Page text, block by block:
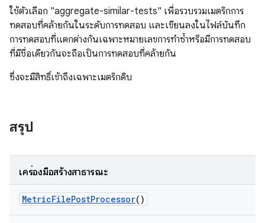
ใช้ตัวเลือก "aggregate-similar-tests" เพื่อรวบรวมเมตริกการ
ทดสอบที่คล้ายกันในระดับการทดสอบ และเขียนลงในไฟล์บันทึก
การทดสอบที่แตกต่างกันเฉพาะหมายเลขการทำซ้ำหรือมีการทดสอบ
ที่มีชื่อเดียวกันจะถือเป็นการทดสอบที่คล้ายกัน
ซึ่งจะมีสิทธิ์เข้าถึงเฉพาะเมตริกดิบ
สรุป
เครื่องมือสร้างสาธารณะ
MetricFilePostProcessor()